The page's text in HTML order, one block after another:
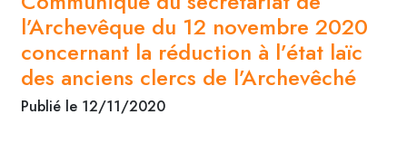
l’Archevêque du 12 novembre 2020
concernant la réduction à l’état laïc
des anciens clercs de l’Archevêché
Publié le 12/11/2020